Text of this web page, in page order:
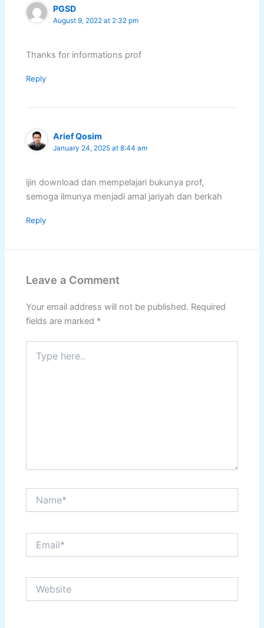
PGSD
August 9, 2022 at 2:32 pm
Thanks for informations prof
Reply
Arief Qosim
January 24, 2025 at 8:44 am
ijin download dan mempelajari bukunya prof,
semoga ilmunya menjadi amal jariyah dan berkah
Reply
Leave a Comment
Your email address will not be published. Required
fields are marked *
here..